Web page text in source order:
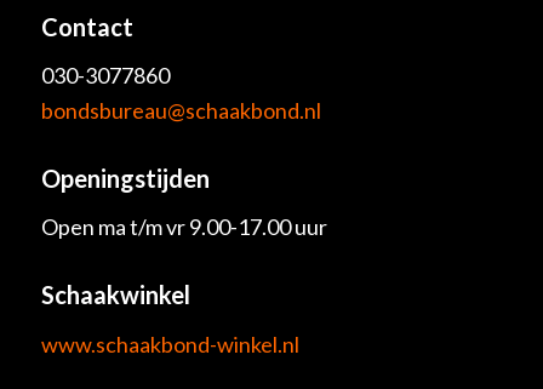
Contact
030-3077860
bondsbureau@schaakbond.nl
Openingstijden
Open ma t/m vr 9.00-17.00 uur
Schaakwinkel
www.schaakbond-winkel.nl